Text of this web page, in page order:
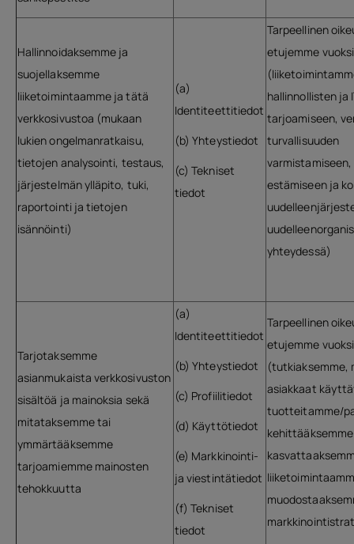
Hallinnoidaksemme ja
suojellaksemme
liiketoimintaamme ja tätä
verkkosivustoa (mukaan
lukien ongelmanratkaisu,
tietojen analysointi, testaus,
järjestelmän ylläpito, tuki,
raportointi ja tietojen
isännöinti)
(a)
Identiteettitiedot
(b) Yhteystiedot
(c) Tekniset
tiedot
Tarpeellinen
etujemme vuoksi
hallinnollisten ja
tarjoamiseen,
turvallisuuden
estämiseen ja
yhteydessä)
Tarjotaksemme
asianmukaista verkkosivuston
sisältöä ja mainoksia sekä
mitataksemme tai
ymmärtääksemme
tarjoamiemme mainosten
tehokkuutta
(a)
Identiteettitiedot
(b) Yhteystiedot
(c) Profiilitiedot
(d) Käyttötiedot
(e) Markkinointi-
ja viestintätiedot
(f) Tekniset
tiedot
Tarpeellinen
etujemme vuoksi
(tutkiaksemme,
asiakkaat
tuotteitamme/